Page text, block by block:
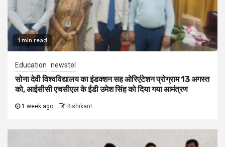
1 min read
Education newstel
सोना देवी विश्वविद्यालय का इंडक्शन सह ओरिएंटेशन प्रोग्राम 13 अगस्त
को, आईसीसी एचसीएल के ईडी उमेश सिंह को दिया गया आमंत्रण
1 week ago Rishikant